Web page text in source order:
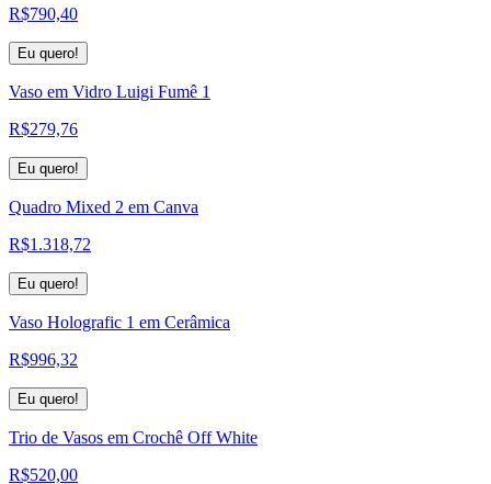
R$790,40
Eu quero!
Vaso em Vidro Luigi Fumê 1
R$279,76
Eu quero!
Quadro Mixed 2 em Canva
R$1.318,72
Eu quero!
Vaso Holografic 1 em Cerâmica
R$996,32
Eu quero!
Trio de Vasos em Crochê Off White
R$520,00